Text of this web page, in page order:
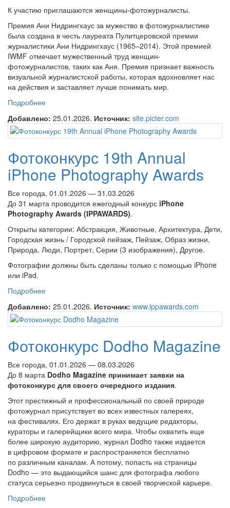
К участию приглашаются женщины-фотожурналисты.
Премия Ани Нидрингхаус за мужество в фотожурналистике
была создана в честь лауреата Пулитцеровской премии
журналистики Ани Нидрингхаус (1965–2014). Этой премией
IWMF отмечает мужественный труд женщин-
фотожурналистов, таких как Аня. Премия признает важность
визуальной журналистской работы, которая вдохновляет нас
на действия и заставляет лучше понимать мир.
Подробнее
Добавлено: 25.01.2026. Источник: site.picter.com
Фотоконкурс 19th Annual
iPhone Photography Awards
Все города, 01.01.2026 — 31.03.2026
До 31 марта проводится ежегодный конкурс iPhone
Photography Awards (IPPAWARDS).
Открыты категории: Абстракция, Животные, Архитектура, Дети,
Городская жизнь / Городской пейзаж, Пейзаж, Образ жизни,
Природа, Люди, Портрет, Серии (3 изображения), Другое.
Фотографии должны быть сделаны только с помощью iPhone
или iPad.
Подробнее
Добавлено: 25.01.2026. Источник: www.ippawards.com
Фотоконкурс Dodho Magazine
Все города, 01.01.2026 — 08.03.2026
До 8 марта Dodho Magazine принимает заявки на
фотоконкурс для своего очередного издания.
Этот престижный и профессиональный по своей природе
фотожурнал присутствует во всех известных галереях,
на фестивалях. Его держат в руках ведущие редакторы,
кураторы и галерейщики всего мира. Чтобы охватить еще
более широкую аудиторию, журнал Dodho также издается
в цифровом формате и распространяется бесплатно
по различным каналам. А потому, попасть на страницы
Dodho — это выдающийся шанс для фотографа любого
статуса серьезно продвинуться в своей творческой карьере.
Подробнее